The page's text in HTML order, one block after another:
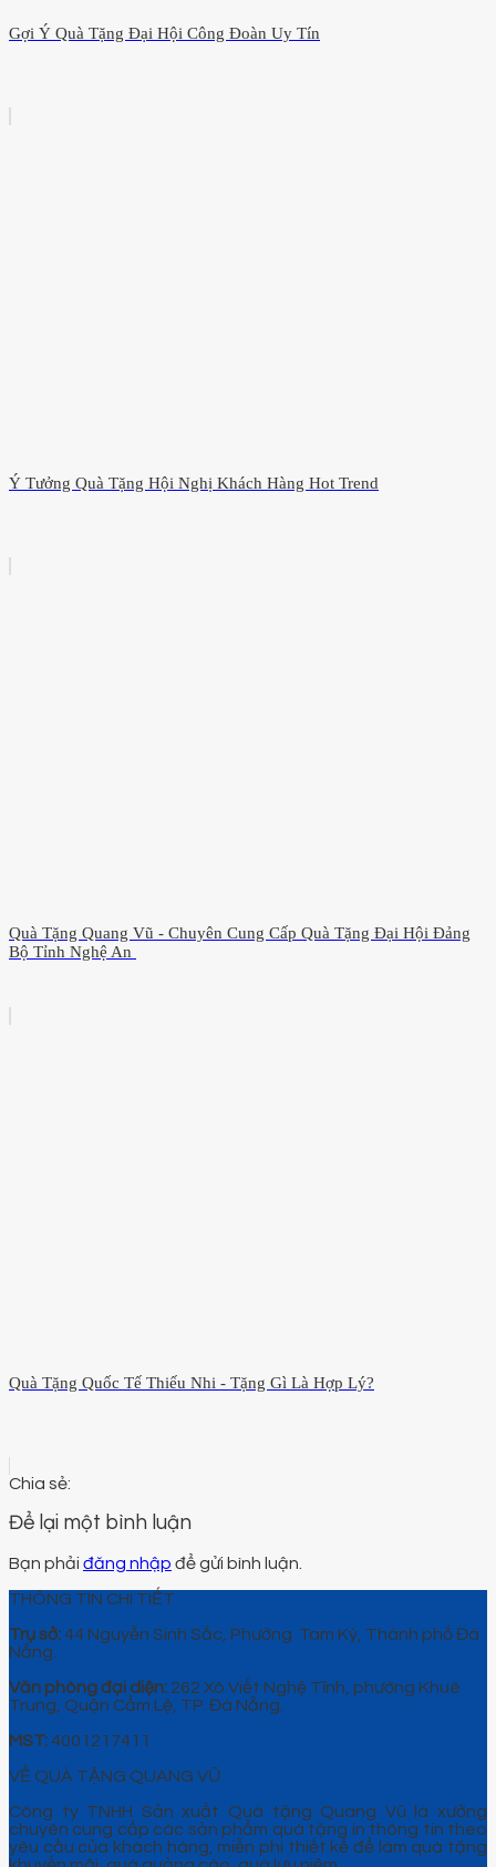
Gợi Ý Quà Tặng Đại Hội Công Đoàn Uy Tín
Ý Tưởng Quà Tặng Hội Nghị Khách Hàng Hot Trend
Quà Tặng Quang Vũ - Chuyên Cung Cấp Quà Tặng Đại Hội Đảng
Bộ Tỉnh Nghệ An
Quà Tặng Quốc Tế Thiếu Nhi - Tặng Gì Là Hợp Lý?
Để lại một bình luận
Bạn phải đăng nhập để gửi bình luận.
THÔNG TIN CHI TIẾT
Trụ sở: 44 Nguyễn Sinh Sắc, Phường Tam Kỳ, Thành phố Đà
Nẵng.
Văn phòng đại diện: 262 Xô Viết Nghệ Tĩnh, phường Khuê
Trung, Quận Cẩm Lệ, TP. Đà Nẵng.
MST: 4001217411
VỀ QUÀ TẶNG QUANG VŨ
Công ty TNHH Sản xuất Quà tặng Quang Vũ là xưởng
chuyên cung cấp các sản phẩm quà tặng in thông tin theo
yêu cầu của khách hàng, miễn phí thiết kế để làm quà tặng